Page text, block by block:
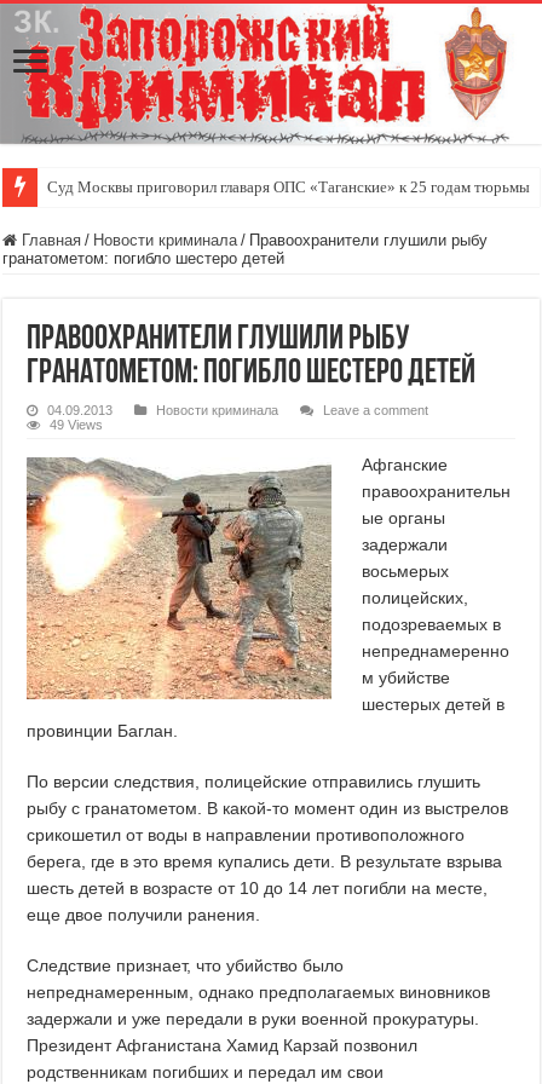
Суд Москвы приговорил главаря ОПС «Таганские» к 25 годам тюрьмы
Главная / Новости криминала / Правоохранители глушили рыбу
гранатометом: погибло шестеро детей
Правоохранители глушили рыбу
гранатометом: погибло шестеро детей
04.09.2013 Новости криминала
Leave a comment
49 Views
Афганские
правоохранительн
ые органы
задержали
восьмерых
полицейских,
подозреваемых в
непреднамеренно
м убийстве
шестерых детей в
провинции Баглан.
По версии следствия, полицейские отправились глушить
рыбу с гранатометом. В какой-то момент один из выстрелов
срикошетил от воды в направлении противоположного
берега, где в это время купались дети. В результате взрыва
шесть детей в возрасте от 10 до 14 лет погибли на месте,
еще двое получили ранения.
Следствие признает, что убийство было
непреднамеренным, однако предполагаемых виновников
задержали и уже передали в руки военной прокуратуры.
Президент Афганистана Хамид Карзай позвонил
родственникам погибших и передал им свои